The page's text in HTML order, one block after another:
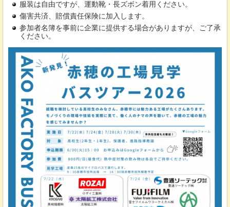
服装は自由ですが、運動靴・長ズボン着用ください。
傷害共済、賠償責任保険に加入します。
参加者名簿を事前に企業に提供する場合がありますが、ご了承
ください。